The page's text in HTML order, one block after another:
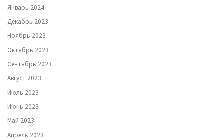
Январь 2024
Декабрь 2023
Ноябрь 2023
Октябрь 2023
Сентябрь 2023
Август 2023
Июль 2023
Июнь 2023
Май 2023
Апрель 2023